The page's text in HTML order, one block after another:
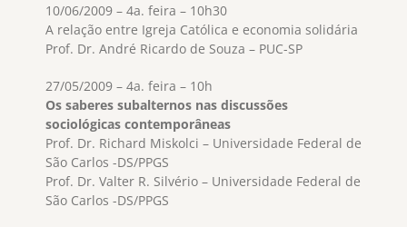
10/06/2009 – 4a. feira – 10h30
A relação entre Igreja Católica e economia solidária
Prof. Dr. André Ricardo de Souza – PUC-SP
27/05/2009 – 4a. feira – 10h
Os saberes subalternos nas discussões
sociológicas contemporâneas
Prof. Dr. Richard Miskolci – Universidade Federal de
São Carlos -DS/PPGS
Prof. Dr. Valter R. Silvério – Universidade Federal de
São Carlos -DS/PPGS